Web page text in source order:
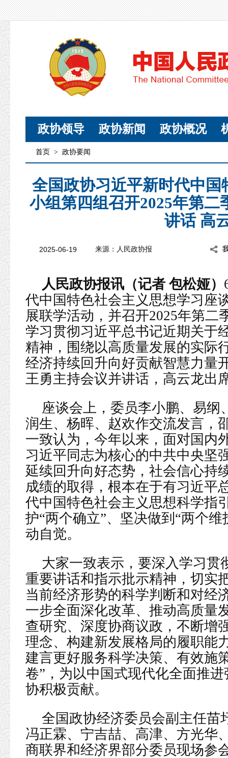
政协领导 政协新闻 政协概况
首页 > 政协要闻
全国政协习近平新时代中
小组第四组召开2025年第
讲话 高
2025-06-19 来源：人民政协报
人民政协报讯（记者 包松娅）
代中国特色社会主义思想学习座
展联学活动，并召开2025年第二
学习贯彻习近平总书记近期关于
精神，围绕以高质量发展的实际
经济持续回升向好贡献智慧力量
王勇主持会议并讲话，高云龙出
座谈会上，委员李小鹏、易纲
润生、杨晖、赵欢作交流发言，
一致认为，今年以来，面对国内
习近平同志为核心的中共中央坚
延续回升向好态势，社会信心持
成绩的取得，根本在于有习近平
代中国特色社会主义思想科学指
护“两个确立”、坚决做到“两个
动自觉。
大家一致表示，要深入学习贯
重要讲话和指示批示精神，切实
当前经济形势的科学判断和对经
一步全面深化改革、推动高质量
查研究、深度协商议政，不断增
理念、构建新发展格局的履职能
建言更好服务科学决策、有效施
卷”，为以中国式现代化全面推
协积极贡献。
全国政协经济委员会副主任苗
冯正霖、宁吉喆、高津、方光华
商联界和经济界部分委员现场参